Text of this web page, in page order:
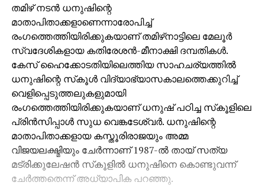
തമിഴ് നടന്‍ ധനുഷിന്റെ
മാതാപിതാക്കളാണെന്നാരോപിച്ച്
രംഗത്തെത്തിയിരിക്കുകയാണ് തമിഴ്‌നാട്ടിലെ മേലൂര്‍
സ്വദേശികളായ കതിരേശന്‍-മീനാക്ഷി ദമ്പതികള്‍.
കേസ് ഹൈക്കോടതിയിലെത്തിയ സാഹചര്യത്തില്‍
ധനുഷിന്റെ സ്‌കൂള്‍ വിദ്യാഭ്യാസകാലത്തെക്കുറിച്ച്
വെളിപ്പെടുത്തലുകളുമായി
രംഗത്തെത്തിയിരിക്കുകയാണ് ധനുഷ് പഠിച്ച സ്‌കൂളിലെ
പ്രിന്‍സിപ്പാള്‍ സുധ വെങ്കടേശ്വര്‍. ധനുഷിന്റെ
മാതാപിതാക്കളായ കസ്തൂരിരാജയും അമ്മ
വിജയലക്ഷ്മിയും ചേര്‍ന്നാണ് 1987-ല്‍ തായ് സത്യ
മട്രിക്കുലേഷന്‍ സ്‌കൂളില്‍ ധനുഷിനെ കൊണ്ടുവന്ന്
ചേര്‍ത്തതെന്ന് അധ്യാപിക പറഞ്ഞു.